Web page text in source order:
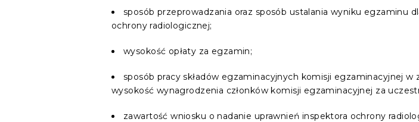
sposób przeprowadzania oraz sposób ustalania wyniku egzaminu
ochrony radiologicznej;
wysokość opłaty za egzamin;
sposób pracy składów egzaminacyjnych komisji egzaminacyjnej
wysokość wynagrodzenia członków komisji egzaminacyjnej za
zawartość wniosku o nadanie uprawnień inspektora ochrony